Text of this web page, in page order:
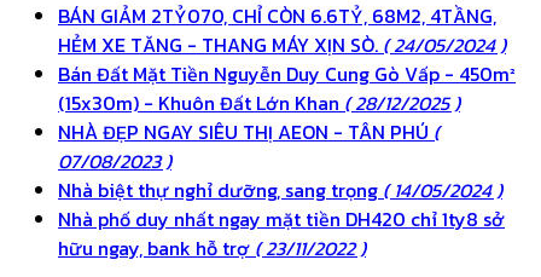
BÁN GIẢM 2TỶ070, CHỈ CÒN 6.6TỶ, 68M2, 4TẦNG,
HẺM XE TĂNG - THANG MÁY XỊN SÒ. ( 24/05/2024 )
Bán Đất Mặt Tiền Nguyễn Duy Cung Gò Vấp - 450m²
(15x30m) - Khuôn Đất Lớn Khan ( 28/12/2025 )
NHÀ ĐẸP NGAY SIÊU THỊ AEON - TÂN PHÚ (
07/08/2023 )
Nhà biệt thự nghỉ dưỡng, sang trọng ( 14/05/2024 )
Nhà phố duy nhất ngay mặt tiền DH420 chỉ 1ty8 sở
hữu ngay, bank hỗ trợ ( 23/11/2022 )